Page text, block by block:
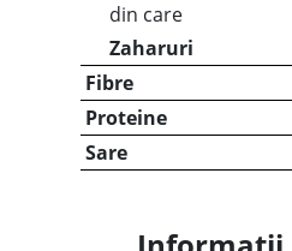
din care
Zaharuri
Fibre
Proteine
Sare